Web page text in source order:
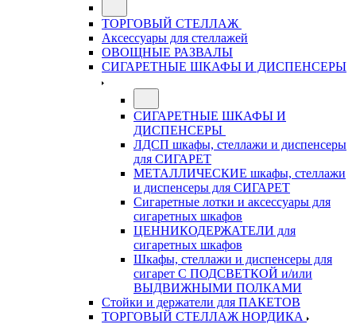
ТОРГОВЫЙ СТЕЛЛАЖ
Аксессуары для стеллажей
ОВОЩНЫЕ РАЗВАЛЫ
СИГАРЕТНЫЕ ШКАФЫ И ДИСПЕНСЕРЫ
СИГАРЕТНЫЕ ШКАФЫ И
ДИСПЕНСЕРЫ
ЛДСП шкафы, стеллажи и диспенсеры
для СИГАРЕТ
МЕТАЛЛИЧЕСКИЕ шкафы, стеллажи
и диспенсеры для СИГАРЕТ
Сигаретные лотки и аксессуары для
сигаретных шкафов
ЦЕННИКОДЕРЖАТЕЛИ для
сигаретных шкафов
Шкафы, стеллажи и диспенсеры для
сигарет С ПОДСВЕТКОЙ и/или
ВЫДВИЖНЫМИ ПОЛКАМИ
Стойки и держатели для ПАКЕТОВ
ТОРГОВЫЙ СТЕЛЛАЖ НОРДИКА